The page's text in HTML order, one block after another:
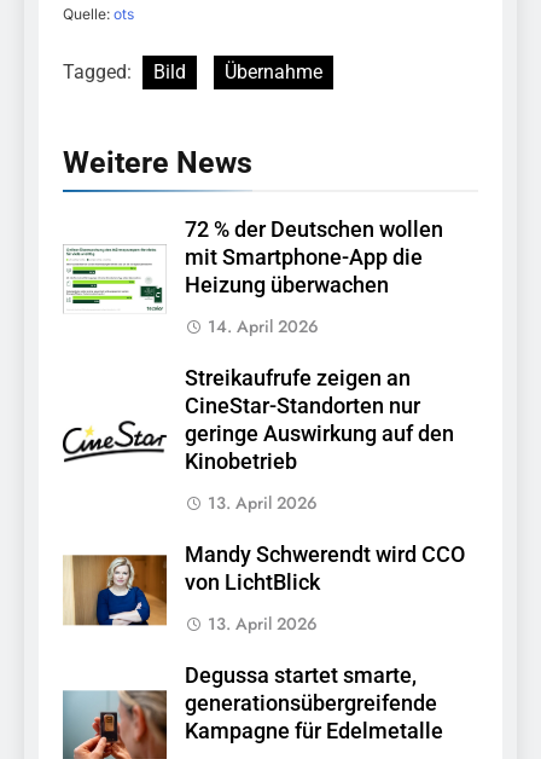
Quelle: ots
Tagged: Bild Übernahme
Weitere News
72 % der Deutschen wollen
mit Smartphone-App die
Heizung überwachen
14. April 2026
Streikaufrufe zeigen an
CineStar-Standorten nur
geringe Auswirkung auf den
Kinobetrieb
13. April 2026
Mandy Schwerendt wird CCO
von LichtBlick
13. April 2026
Degussa startet smarte,
generationsübergreifende
Kampagne für Edelmetalle